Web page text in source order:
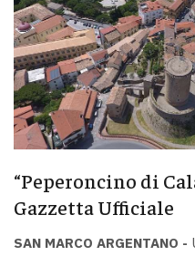
“Peperoncino di
Gazzetta Ufficiale
SAN MARCO ARGENTANO -